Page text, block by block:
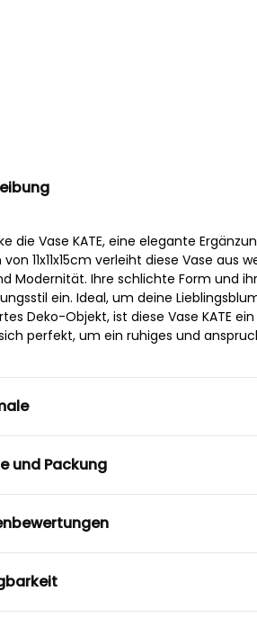
die Vase KATE, eine elegante
von 11x11x15cm verleiht diese Vase
Modernität. Ihre schlichte Form und
ein. Ideal, um deine
Deko-Objekt, ist diese Vase KATE
perfekt, um ein ruhiges und
und Packung